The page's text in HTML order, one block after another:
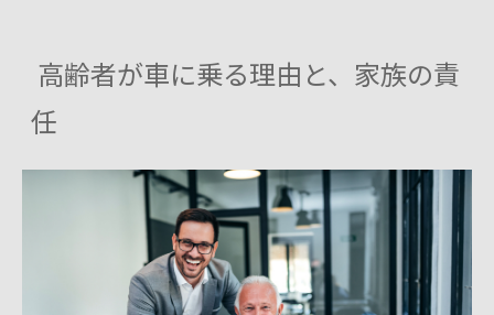
高齢者が車に乗る理由と、家族の責
任